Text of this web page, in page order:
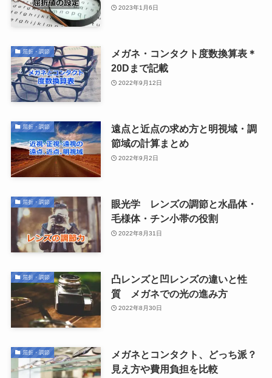
2023年1月6日
屈折・調節
メガネ・コンタクト度数換算表＊
20Dまで記載
2022年9月12日
屈折・調節
遠点と近点の求め方と明視域・調
節域の計算まとめ
2022年9月2日
屈折・調節
眼光学 レンズの調節と水晶体・
毛様体・チン小帯の役割
2022年8月31日
屈折・調節
凸レンズと凹レンズの違いと性
質 メガネでの光の進み方
2022年8月30日
屈折・調節
メガネとコンタクト、どっち派？
見え方や費用負担を比較